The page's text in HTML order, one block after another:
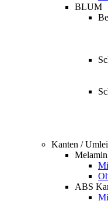
BLUM
Kanten /
ABS